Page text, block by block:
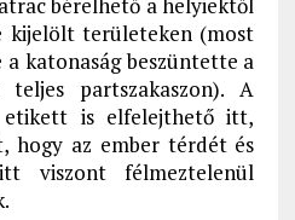
kijelölt területeken (most
katonaság beszüntette a
partszakaszon). A
etikett is elfelejthető itt,
hogy az ember térdét és
viszont félmeztelenül